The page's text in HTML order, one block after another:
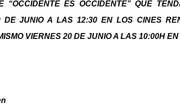
ES OCCIDENTE” QUE
JUNIO A LAS 12:30 EN LOS CINES
VIERNES 20 DE JUNIO A LAS 10:00H EN